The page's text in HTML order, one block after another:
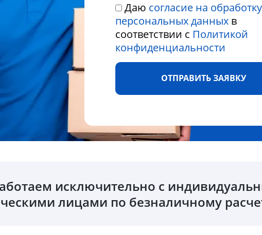
Даю согласие на обработку
персональных данных в
соответствии с Политикой
конфиденциальности
ОТПРАВИТЬ ЗАЯВКУ
исключительно с
лицами по безналичному